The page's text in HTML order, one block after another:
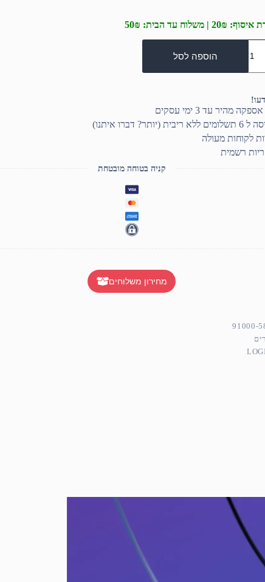
עד הבית: 50₪
הוספה לסל
מהיר עד 3 ימי עסקים
ריבית (יותר? דברו איתנו)
לקוחות מעולה
רשמית
קניה בטוחה מובטחת
מחירון משלוחים
91000-